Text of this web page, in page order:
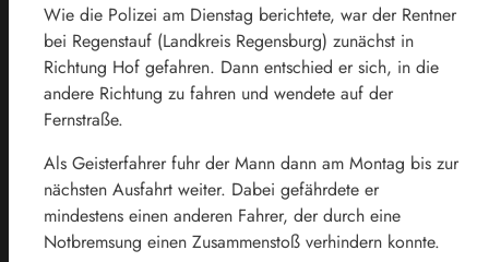
Wie die Polizei am Dienstag berichtete, war der Rentner
bei Regenstauf (Landkreis Regensburg) zunächst in
Richtung Hof gefahren. Dann entschied er sich, in die
andere Richtung zu fahren und wendete auf der
Fernstraße.
Als Geisterfahrer fuhr der Mann dann am Montag bis zur
nächsten Ausfahrt weiter. Dabei gefährdete er
mindestens einen anderen Fahrer, der durch eine
Notbremsung einen Zusammenstoß verhindern konnte.